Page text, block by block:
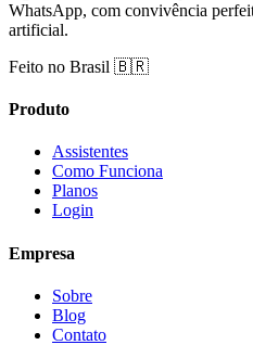
WhatsApp, com convivência
artificial.
Feito no Brasil 🇧🇷
Produto
Assistentes
Como Funciona
Planos
Login
Empresa
Sobre
Blog
Contato